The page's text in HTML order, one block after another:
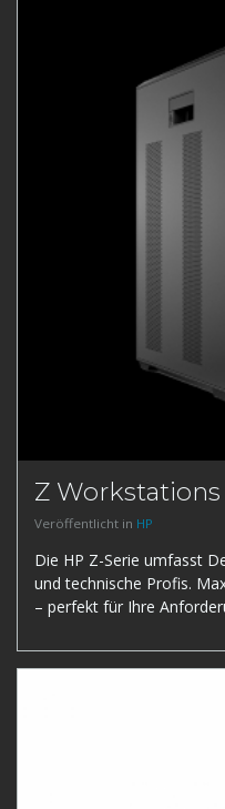
Z Workstations
Veröffentlicht in HP
Die HP Z-Serie umfasst
und technische Profis.
– perfekt für Ihre